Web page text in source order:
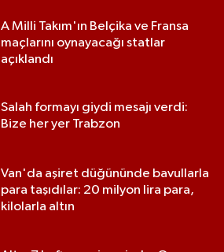
A Milli Takım'ın Belçika ve Fransa
maçlarını oynayacağı statlar
açıklandı
Salah formayı giydi mesajı verdi:
Bize her yer Trabzon
Van'da aşiret düğününde bavullarla
para taşıdılar: 20 milyon lira para,
kilolarla altın